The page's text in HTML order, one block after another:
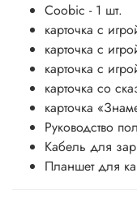
Coobic - 1 шт.
карточка с
карточка с
карточка с
карточка со
карточка
Руководство
Кабель для
Планшет для